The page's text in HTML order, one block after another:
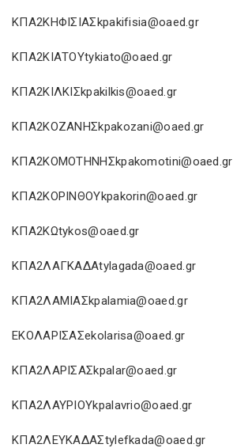
ΚΠΑ2ΚΗΦΙΣΙΑΣkpakifisia@oaed.gr
ΚΠΑ2ΚΙΑΤΟΥtykiato@oaed.gr
ΚΠΑ2ΚΙΛΚΙΣkpakilkis@oaed.gr
ΚΠΑ2ΚΟΖΑΝΗΣkpakozani@oaed.gr
ΚΠΑ2ΚΟΜΟΤΗΝΗΣkpakomotini@oaed.gr
ΚΠΑ2ΚΟΡΙΝΘΟΥkpakorin@oaed.gr
ΚΠΑ2ΚΩtykos@oaed.gr
ΚΠΑ2ΛΑΓΚΑΔΑtylagada@oaed.gr
ΚΠΑ2ΛΑΜΙΑΣkpalamia@oaed.gr
ΕΚΟΛΑΡΙΣΑΣekolarisa@oaed.gr
ΚΠΑ2ΛΑΡΙΣΑΣkpalar@oaed.gr
ΚΠΑ2ΛΑΥΡΙΟΥkpalavrio@oaed.gr
ΚΠΑ2ΛΕΥΚΑΔΑΣtylefkada@oaed.gr